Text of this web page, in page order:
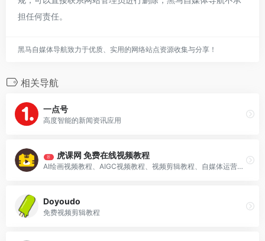
担任何责任。
黑马自媒体导航致力于优质、实用的网络站点资源收集与分享！
相关导航
一点号
高度智能的新闻资讯应用
荐 虎课网 免费在线视频教程
AI绘画视频教程、AIGC视频教程、视频剪辑教程、自媒体运营教程、短视频运营教程、等全品类视频教程应有尽有！
Doyoudo
免费视频剪辑教程